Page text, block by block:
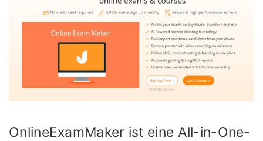
OnlineExamMaker ist eine All-in-One-